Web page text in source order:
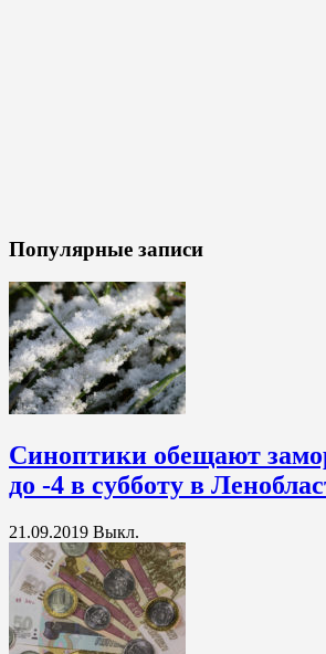
Популярные записи
Синоптики обещают
до -4 в субботу в
21.09.2019 Выкл.